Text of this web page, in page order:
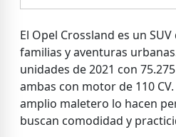
El Opel Crossland es un
familias y aventuras
unidades de 2021 con
ambas con motor de 110
amplio maletero lo hacen
buscan comodidad y